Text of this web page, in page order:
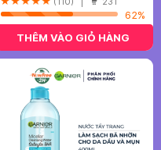
62%
THÊM VÀO GIỎ HÀNG